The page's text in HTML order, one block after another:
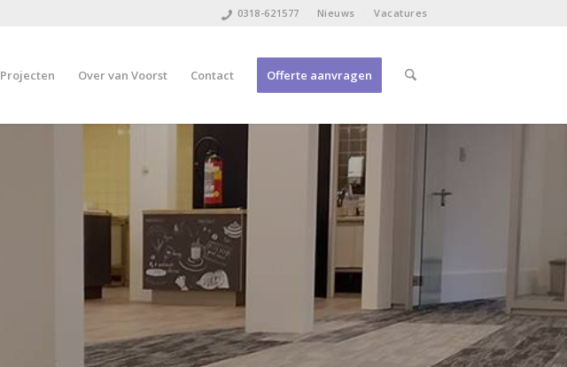
Nieuws Vacatures
0318-621577
Projecten Over van Voorst Contact Offerte aanvragen